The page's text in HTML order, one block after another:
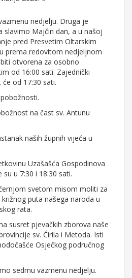
nedjelju. Druga je
slavimo Majčin dan, a u našoj
pred Presvetim Oltarskim
prema redovitom nedjeljnom
otvorena za osobno
od 16:00 sati. Zajednički
od 17:30 sati.
na čast sv. Antunu
naših župnih vijeća u
Uzašašća Gospodinova
su u 7:30 i 18:30 sati.
svetom misom moliti za
puta našega naroda u
rata.
susret pjevačkih zborova naše
sv. Ćirila i Metoda. Isti
Osječkog područnog
sedmu vazmenu nedjelju.